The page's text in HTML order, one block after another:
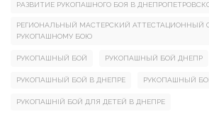
РАЗВИТИЕ РУКОПАШНОГО БОЯ В
РЕГИОНАЛЬНЫЙ МАСТЕРСКИЙ АТТЕСТАЦИОННЫЙ
РУКОПАШНОМУ БОЮ
РУКОПАШНЫЙ БОЙ РУКОПАШНЫЙ БОЙ ДНЕПР
РУКОПАШНЫЙ БОЙ В ДНЕПРЕ РУКОПАШНЫЙ
РУКОПАШНІЙ БОЙ ДЛЯ ДЕТЕЙ В ДНЕПРЕ